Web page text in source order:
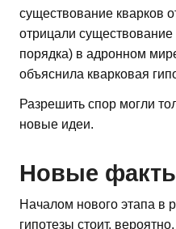
существование кварков
отрицали
порядка) в адронном
объяснила кварковая
Разрешить спор могли
новые идеи.
Новые
Началом нового этапа в
гипотезы стоит,